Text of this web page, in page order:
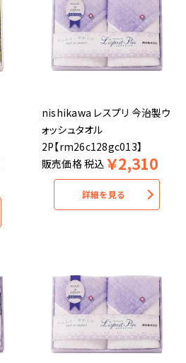
nishikawa レスプリ 今治製ウ
ォッシュタオル
2P【rm26c128gc013】
販売価格税込 ￥2,310
詳細を見る